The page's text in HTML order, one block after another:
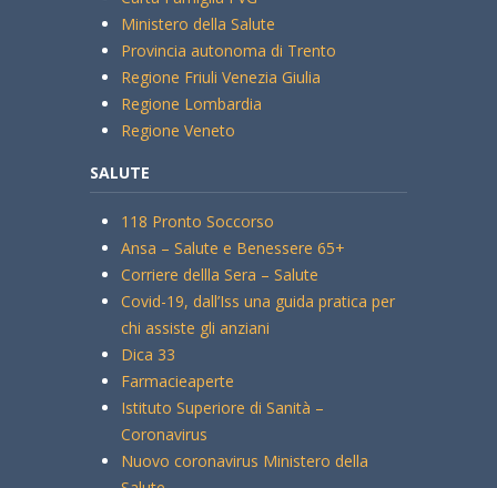
Ministero della Salute
Provincia autonoma di Trento
Regione Friuli Venezia Giulia
Regione Lombardia
Regione Veneto
SALUTE
118 Pronto Soccorso
Ansa – Salute e Benessere 65+
Corriere dellla Sera – Salute
Covid-19, dall’Iss una guida pratica per
chi assiste gli anziani
Dica 33
Farmacieaperte
Istituto Superiore di Sanità –
Coronavirus
Nuovo coronavirus Ministero della